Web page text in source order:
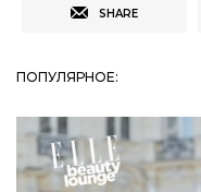
SHARE
ПОПУЛЯРНОЕ: